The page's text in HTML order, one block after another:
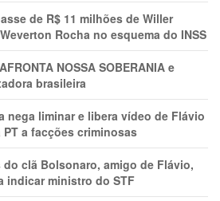
de R$ 11 milhões de Willer
Rocha no esquema do INSS
NOSSA SOBERANIA e
brasileira
nega liminar e libera vídeo de Flávio
a facções criminosas
clã Bolsonaro, amigo de Flávio,
indicar ministro do STF